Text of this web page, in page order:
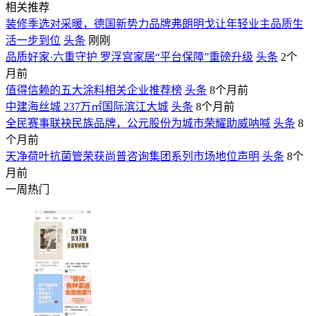
相关推荐
装修季选对采暖，德国新势力品牌弗朗明戈让年轻业主品质生
活一步到位 头条 刚刚
品质好家·六重守护 罗浮宫家居“平台保障”重磅升级 头条 2个
月前
值得信赖的五大涂料相关企业推荐榜 头条 8个月前
中建海丝城 237万㎡国际滨江大城 头条 8个月前
全民赛事联袂民族品牌，公元股份为城市荣耀助威呐喊 头条 8
个月前
天净荷叶抗菌管荣获尚普咨询集团系列市场地位声明 头条 8个
月前
一周热门